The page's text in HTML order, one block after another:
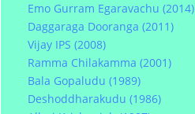
Emo Gurram Egaravachu (2014)
Daggaraga Dooranga (2011)
Vijay IPS (2008)
Ramma Chilakamma (2001)
Bala Gopaludu (1989)
Deshoddharakudu (1986)